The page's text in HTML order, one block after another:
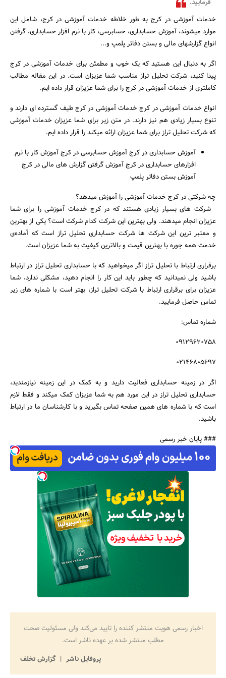
بانک، بیمه و سرمایه
مسکن و ساختمان
جستجو
فرمایید.
خدمات آموزشی در کرج به طور خلاطه خدمات آموزشی در کرج، شامل این
موارد میشوند، آموزش حسابداری، حسابرسی، کار با نرم افزار حسابداری، گرفتن
انواع گزارشهای مالی و بستن دفاتر پلمپ و...
اگر به دنبال این هستید که یک خوب و مطمئن برای خدمات آموزشی در کرج
پیدا کنید، شرکت تحلیل تراز مناسب شما عزیزان است. در این مقاله مطالب
کاملتری از خدمات آموزشی در کرج را برای شما عزیزان قرار داده ایم.
انواع خدمات آموزشی در کرج خدمات آموزشی در کرج طیف گسترده ای دارند و
تنوع بسیار زیادی هم نیز دارند. در متن زیر برای شما عزیزان خدمات آموزشی
که شرکت تحلیل تراز برای شما عزیزان ارائه میکند را قرار داده ایم.
آموزش حسابداری در کرج آموزش حسابرسی در کرج آموزش کار با نرم
افزارهای حسابداری در کرج آموزش گرفتن گزارش های مالی در کرج
آموزش بستن دفاتر پلمپ
چه شرکتی در کرج خدمات آموزشی را آموزش میدهد؟
شرکت های بسیار زیادی هستند که در کرج خدمات آموزشی را برای شما
عزیزان انجام میدهند. ولی بهترین این شرکت کدام شرکت است؟ یکی از بهترین
و معتبر ترین این شرکت ها شرکت حسابداری تحلیل تراز است که آماده‌ی
خدمت همه جوره با بهترین قیمت و بالاترین کیفیت به شما عزیزان است.
برقراری ارتباط با تحلیل تراز اگر میخواهید که با حسابداری تحلیل تراز در ارتباط
باشید ولی نمیدانید که چطور باید این کار را انجام دهید، مشکلی ندارد، شما
عزیزان برای برقراری ارتباط با شرکت تحلیل تراز، بهتر است با شماره های زیر
تماس حاصل فرمایید.
شماره تماس:
09129620758
02146805697
اگر در زمینه حسابداری فعالیت دارید و به کمک در این زمینه نیازمندید،
حسابداری تحلیل تراز در این مورد هم به شما عزیزان کمک میکند و فقط لازم
است که با شماره های همین صفحه تماس بگیرید و با کارشناسان ما در ارتباط
باشید.
### پایان خبر رسمی
اخبار رسمی هویت منتشر کننده را تایید می‌کند ولی مسئولیت صحت
مطلب منتشر شده بر عهده ناشر است.
پروفایل ناشر
گزارش تخلف